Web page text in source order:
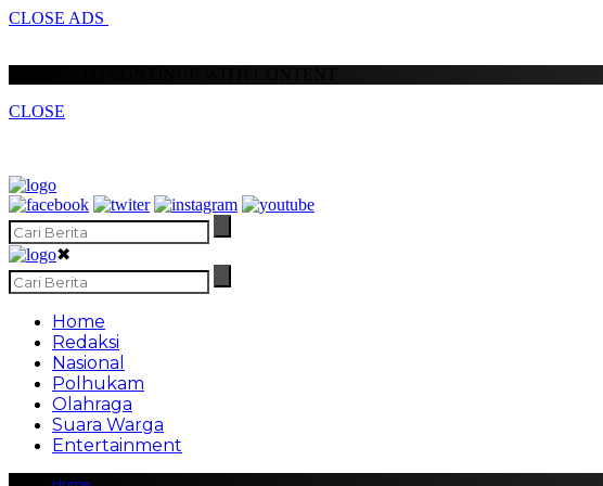
CLOSE ADS
CLOSE
✖
Home
Redaksi
Nasional
Polhukam
Olahraga
Suara Warga
Entertainment